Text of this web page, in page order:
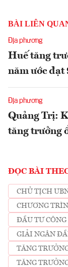
BÀI LIÊN
Địa phương
Huế tăng
năm ước đạt
Địa phương
Quảng Trị:
tăng trưởng
ĐỌC BÀI
CHỦ TỊCH
CHƯƠNG
ĐẦU TƯ CÔNG
GIẢI NGÂN
TĂNG
TĂNG